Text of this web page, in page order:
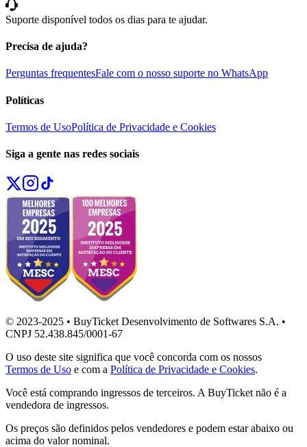
Suporte disponível todos os dias para te ajudar.
Precisa de ajuda?
Perguntas frequentesFale com o nosso suporte no WhatsApp
Políticas
Termos de UsoPolítica de Privacidade e Cookies
Siga a gente nas redes sociais
© 2023-2025 • BuyTicket Desenvolvimento de Softwares S.A. •
CNPJ 52.438.845/0001-67
O uso deste site significa que você concorda com os nossos
Termos de Uso e com a Política de Privacidade e Cookies.
Você está comprando ingressos de terceiros. A BuyTicket não é a
vendedora de ingressos.
Os preços são definidos pelos vendedores e podem estar abaixo ou
acima do valor nominal.